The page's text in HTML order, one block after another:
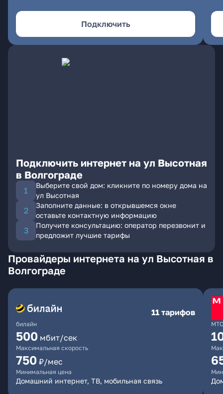
Подключить
Подключить интернет на ул Высотная
в Волгограде
Выберите свой дом: кликните по номеру дома на
ул Высотная
Заполните данные: в открывшемся окне
оставьте контактную информацию
Получите консультацию: оператор перезвонит и
предложит лучшие тарифы
Провайдеры интернета на ул Высотная в
Волгограде
билайн
11 тарифов
500 мбит/сек
Максимальная скорость
750 ₽/мес
Минимальная цена
Домашний интернет, ТВ, мобильная связь
МТС